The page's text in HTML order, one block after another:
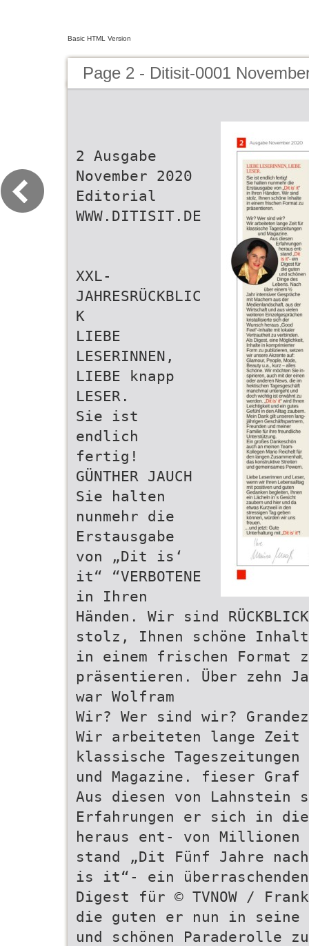
Basic HTML Version
Page 2 - Ditisit-0001
2 Ausgabe
November 2020
Editorial
WWW.DITISIT.DE
XXL-
JAHRESRÜCKBLIC
K
LIEBE
LESERINNEN,
LIEBE knapp
LESER.
Sie ist
endlich
fertig!
GÜNTHER JAUCH
Sie halten
nunmehr die
Erstausgabe
von „Dit is‘
it“ “VERBOTENE
in Ihren
Händen. Wir sind
stolz, Ihnen schöne Inhalte
in einem frischen Format
präsentieren. Über zehn
war Wolfram
Wir? Wer sind wir?
Wir arbeiteten lange Zeit
klassische
und Magazine. fieser Graf
Aus diesen von Lahnstein
Erfahrungen er sich in die
heraus ent- von Millionen
stand „Dit Fünf Jahre nach
is it“- ein überraschenden
Digest für © TVNOW /
die guten er nun in seine
und schönen Paraderolle